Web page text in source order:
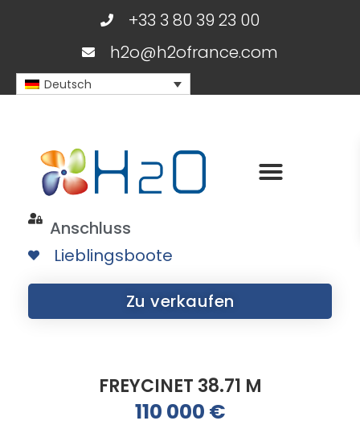
+33 3 80 39 23 00
h2o@h2ofrance.com
Deutsch
Anschluss
Lieblingsboote
Zu verkaufen
FREYCINET 38.71 M
110 000 €